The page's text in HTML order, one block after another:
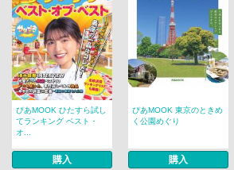
ぴあMOOK ひたすら試し
てランキング ベスト・
オ...
購入
ぴあMOOK 東京のときめ
く公園めぐり
購入